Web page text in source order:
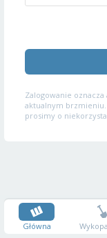
Zalogowanie oznacza
aktualnym brzmieniu.
prosimy o
Główna